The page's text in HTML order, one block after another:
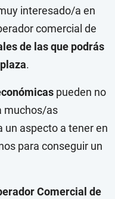
interesado/a en
comercial de
de las que podrás
.
pueden no
muchos/as
un aspecto a tener en
para conseguir un
Comercial de